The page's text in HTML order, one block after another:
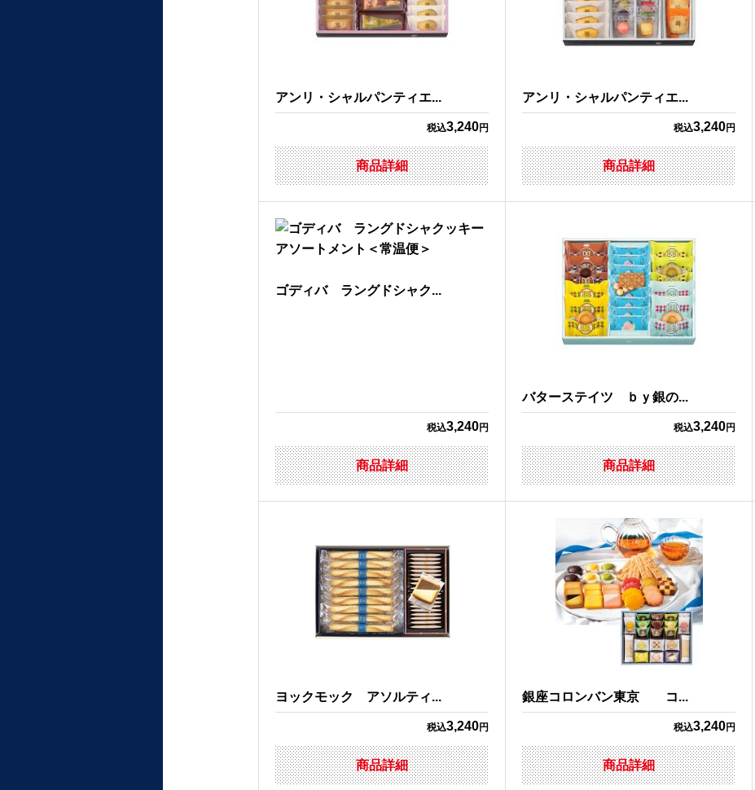
アンリ・シャルパンティエ...
税込3,240円
商品詳細
アンリ・シャルパンティエ...
税込3,240円
商品詳細
ゴディバ ラングドシャク...
税込3,240円
商品詳細
バターステイツ ｂｙ銀の...
税込3,240円
商品詳細
ヨックモック アソルティ...
税込3,240円
商品詳細
銀座コロンバン東京 コ...
税込3,240円
商品詳細